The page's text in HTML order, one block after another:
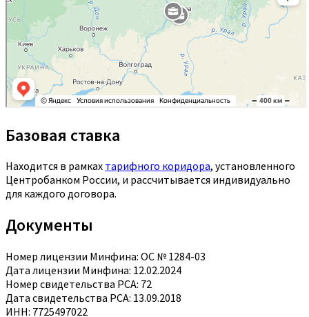
Базовая ставка
Находится в рамках тарифного коридора, установленного
Центробанком России, и рассчитывается индивидуально
для каждого договора.
Документы
Номер лицензии Минфина: ОС № 1284-03
Дата лицензии Минфина: 12.02.2024
Номер свидетельства РСА: 72
Дата свидетельства РСА: 13.09.2018
ИНН: 7725497022